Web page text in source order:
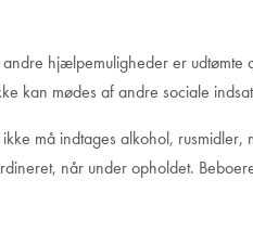
hjælpemuligheder er
kan mødes af andre sociale
må indtages alkohol, rusmidler,
når under opholdet.